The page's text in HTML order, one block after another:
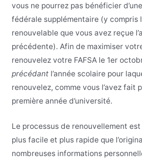
vous ne pourrez pas bénéficier
fédérale supplémentaire (y compris
renouvelable que vous avez reçue
précédente). Afin de maximiser
renouvelez votre FAFSA le 1er
précédantl’année scolaire pour
renouvelez, comme vous l’avez fait
première année d’université.
Le processus de renouvellement
plus facile et plus rapide que
nombreuses informations